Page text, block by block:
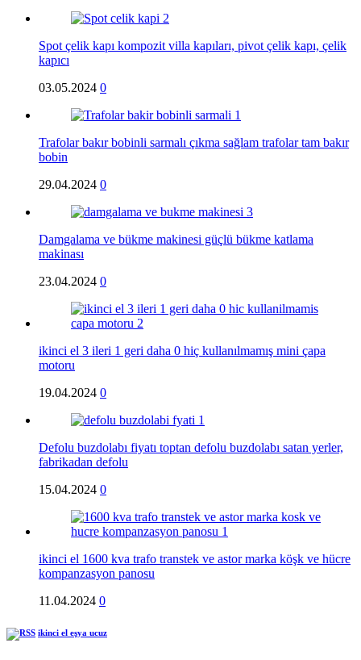
Spot çelik kapı kompozit villa kapıları, pivot çelik kapı, çelik
kapıcı
03.05.2024 0
Trafolar bakır bobinli sarmalı çıkma sağlam trafolar tam bakır
bobin
29.04.2024 0
Damgalama ve bükme makinesi güçlü bükme katlama
makinası
23.04.2024 0
ikinci el 3 ileri 1 geri daha 0 hiç kullanılmamış mini çapa
motoru
19.04.2024 0
Defolu buzdolabı fiyatı toptan defolu buzdolabı satan yerler,
fabrikadan defolu
15.04.2024 0
ikinci el 1600 kva trafo transtek ve astor marka köşk ve hücre
kompanzasyon panosu
11.04.2024 0
ikinci el eşya ucuz